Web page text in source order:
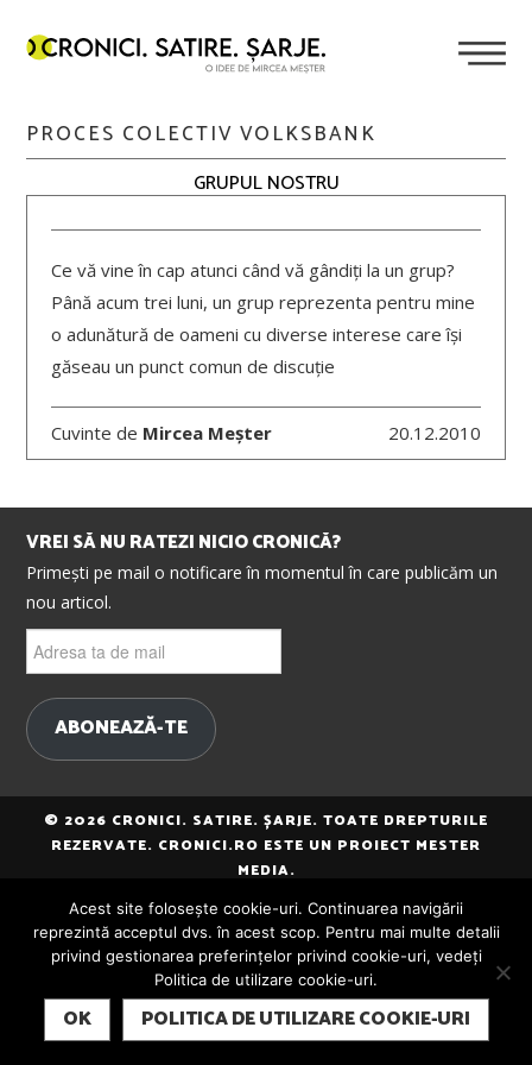
PROCES COLECTIV VOLKSBANK
GRUPUL NOSTRU
Ce vă vine în cap atunci când vă gândiți la un grup?
Până acum trei luni, un grup reprezenta pentru mine
o adunătură de oameni cu diverse interese care își
găseau un punct comun de discuție
Cuvinte de Mircea Meșter 20.12.2010
VREI SĂ NU RATEZI NICIO CRONICĂ?
Primești pe mail o notificare în momentul în care publicăm un
nou articol.
ta
mail
ABONEAZĂ-TE
© 2026 CRONICI. SATIRE. ȘARJE. TOATE DREPTURILE
REZERVATE. CRONICI.RO ESTE UN PROIECT MESTER
MEDIA.
SUBSCRIBE
Acest site folosește cookie-uri. Continuarea navigării
reprezintă acceptul dvs. în acest scop. Pentru mai multe detalii
privind gestionarea preferințelor privind cookie-uri, vedeți
Politica de utilizare cookie-uri.
OK POLITICA DE UTILIZARE COOKIE-URI